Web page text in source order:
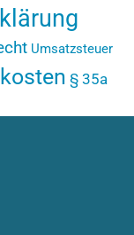
Umsatzsteuer
§ 35a